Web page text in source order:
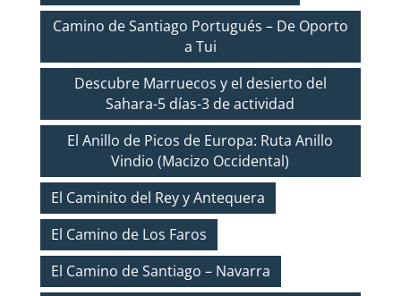
Camino de Santiago Portugués – De Oporto
a Tui
Descubre Marruecos y el desierto del
Sahara-5 días-3 de actividad
El Anillo de Picos de Europa: Ruta Anillo
Vindio (Macizo Occidental)
El Caminito del Rey y Antequera
El Camino de Los Faros
El Camino de Santiago – Navarra